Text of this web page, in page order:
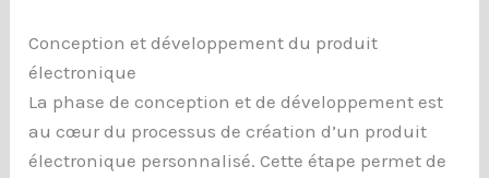
Conception et développement du produit
électronique
La phase de conception et de développement est
au cœur du processus de création d’un produit
électronique personnalisé. Cette étape permet de